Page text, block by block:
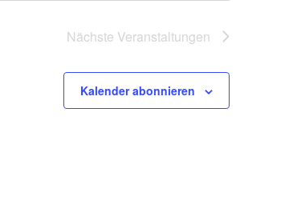
Nächste Veranstaltungen
Kalender abonnieren